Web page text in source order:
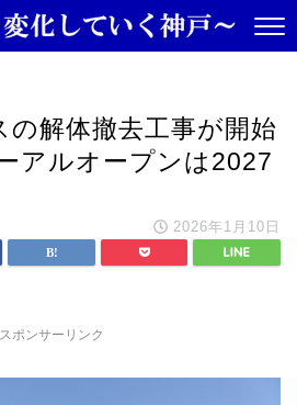
の解体撤去工事が開始
アルオープンは2027
2026年1月10日
スポンサーリンク